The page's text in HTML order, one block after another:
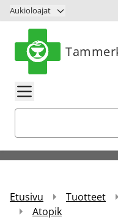
Siirry sisältöön
Aukioloajat
Etusivu Tuotteet
Atopik